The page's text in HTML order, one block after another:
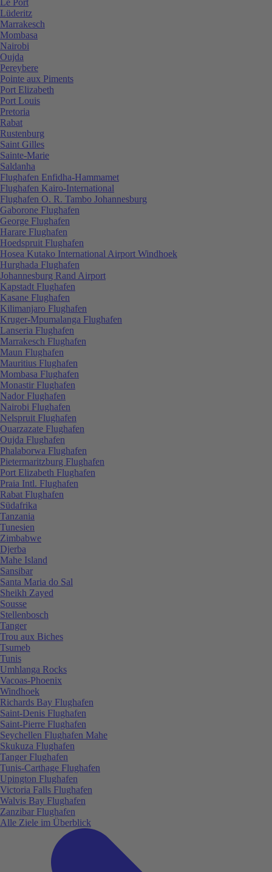
Lüderitz
Marrakesch
Mombasa
Nairobi
Oujda
Pereybere
Pointe aux Piments
Port Elizabeth
Port Louis
Pretoria
Rabat
Rustenburg
Saint Gilles
Sainte-Marie
Saldanha
Flughafen Enfidha-Hammamet
Flughafen Kairo-International
Flughafen O. R. Tambo Johannesburg
Gaborone Flughafen
George Flughafen
Harare Flughafen
Hoedspruit Flughafen
Hosea Kutako International Airport Windhoek
Hurghada Flughafen
Johannesburg Rand Airport
Kapstadt Flughafen
Kasane Flughafen
Kilimanjaro Flughafen
Kruger-Mpumalanga Flughafen
Lanseria Flughafen
Marrakesch Flughafen
Maun Flughafen
Mauritius Flughafen
Mombasa Flughafen
Monastir Flughafen
Nador Flughafen
Nairobi Flughafen
Nelspruit Flughafen
Ouarzazate Flughafen
Oujda Flughafen
Phalaborwa Flughafen
Pietermaritzburg Flughafen
Port Elizabeth Flughafen
Praia Intl. Flughafen
Rabat Flughafen
Südafrika
Tanzania
Tunesien
Zimbabwe
Djerba
Mahe Island
Sansibar
Santa Maria do Sal
Sheikh Zayed
Sousse
Stellenbosch
Tanger
Trou aux Biches
Tsumeb
Tunis
Umhlanga Rocks
Vacoas-Phoenix
Windhoek
Richards Bay Flughafen
Saint-Denis Flughafen
Saint-Pierre Flughafen
Seychellen Flughafen Mahe
Skukuza Flughafen
Tanger Flughafen
Tunis-Carthage Flughafen
Upington Flughafen
Victoria Falls Flughafen
Walvis Bay Flughafen
Zanzibar Flughafen
Alle Ziele im Überblick